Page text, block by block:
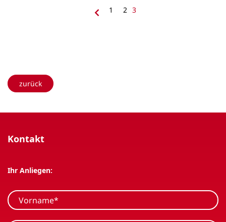
vorherige
1 2 3
zurück
Kontakt
Ihr Anliegen: